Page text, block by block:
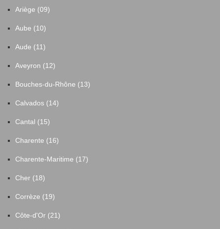
Ariège (09)
Aube (10)
Aude (11)
Aveyron (12)
Bouches-du-Rhône (13)
Calvados (14)
Cantal (15)
Charente (16)
Charente-Maritime (17)
Cher (18)
Corrèze (19)
Côte-d'Or (21)